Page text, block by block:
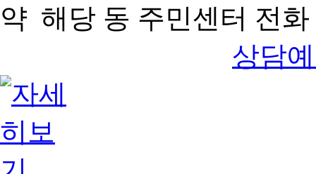
해당 동 주민센터 전
상담